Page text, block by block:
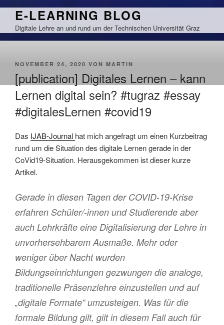
Zum
springen
E-LEARNING BLOG
Digitale Lehre an und rund um der Technischen Universität Graz
VERÖFFENTLICHT
NOVEMBER 24, 2020 VON MARTIN
[publication] Digitales Lernen – kann
Lernen digital sein? #tugraz #essay
#digitalesLernen #covid19
Das IJAB-Journal hat mich angefragt um einen Kurzbeitrag
rund um die Situation des digitale Lernen gerade in der
CoVid19-Situation. Herausgekommen ist dieser kurze
Artikel.
Gerade in diesen Tagen der COVID-19-Krise
erfahren Schüler/-innen und Studierende aber
auch Lehrkräfte eine Digitalisierung der Lehre in
unvorhersehbarem Ausmaße. Mehr oder
weniger über Nacht wurden
Bildungseinrichtungen gezwungen die analoge,
traditionelle Präsenzlehre einzustellen und auf
„digitale Formate“ umzusteigen. Was für die
formale Bildung gilt, gilt in diesem Fall auch für